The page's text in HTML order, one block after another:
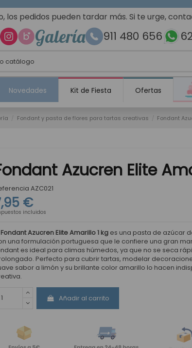
los pedidos pueden tardar más. Si te urge,
Galería 911 480 656
Novedades Kit de Fiesta Ofertas
Fondant y pasta de flores para tartas creativas Fondant
Azucren Elite
AZC021
€
incluidos
Fondant Azucren Elite Amarillo 1 kges una pasta de azúcar
una formulación portuguesa que le confiere una gran
es ideal para climas húmedos, ya que no se seca
Perfecto para cubrir tartas, modelar
sabor a limón y su brillante color amarillo lo hacen
Añadir al carrito